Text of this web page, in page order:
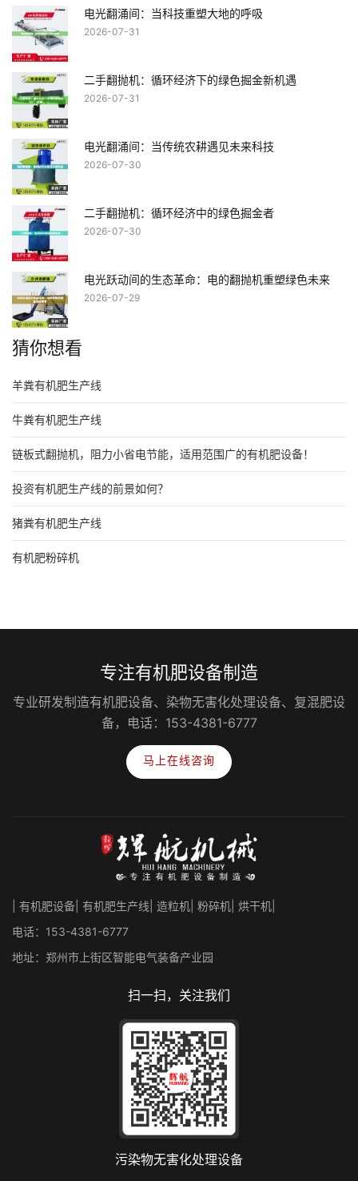
电光翻涌间：当科技重塑大地的呼吸
2026-07-31
二手翻抛机：循环经济下的绿色掘金新机遇
2026-07-31
电光翻涌间：当传统农耕遇见未来科技
2026-07-30
二手翻抛机：循环经济中的绿色掘金者
2026-07-30
电光跃动间的生态革命：电的翻抛机重塑绿色未来
2026-07-29
猜你想看
羊粪有机肥生产线
牛粪有机肥生产线
链板式翻抛机，阻力小省电节能，适用范围广的有机肥设备！
投资有机肥生产线的前景如何？
猪粪有机肥生产线
有机肥粉碎机
专注有机肥设备制造
专业研发制造有机肥设备、染物无害化处理设备、复混肥设
备，电话：153-4381-6777
马上在线咨询
| 有机肥设备| 有机肥生产线| 造粒机| 粉碎机| 烘干机|
电话：153-4381-6777
地址：郑州市上街区智能电气装备产业园
扫一扫，关注我们
污染物无害化处理设备